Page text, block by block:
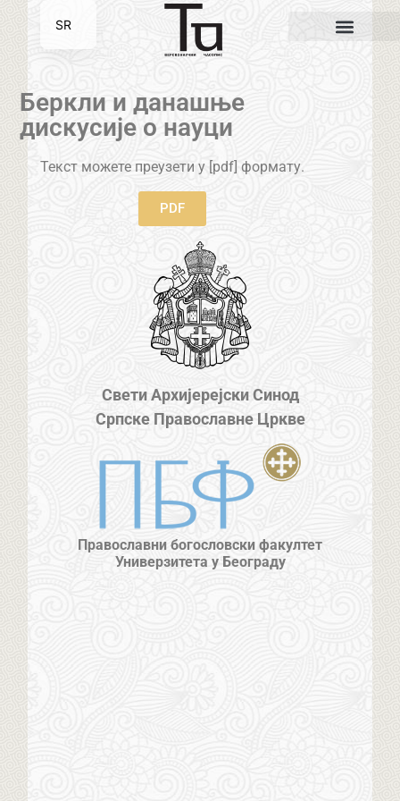
Беркли и данашње
дискусије о науци
Текст можете преузети у [pdf] формату.
PDF
Свети Архијерејски Синод
Српске Православне Цркве
Православни богословски факултет
Универзитета у Београду
SR
EN